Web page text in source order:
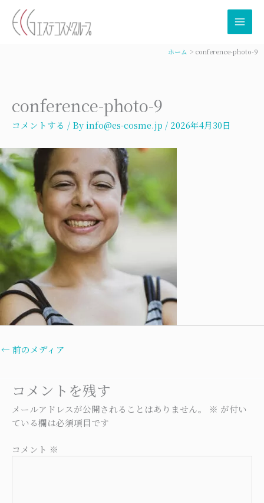
ホーム conference-photo-9
conference-photo-9
コメントする / Byinfo@es-cosme.jp / 2026年4月30日
← 前のメディア
コメントを残す
メールアドレスが公開されることはありません。 ※ が付い
ている欄は必須項目です
コメント ※